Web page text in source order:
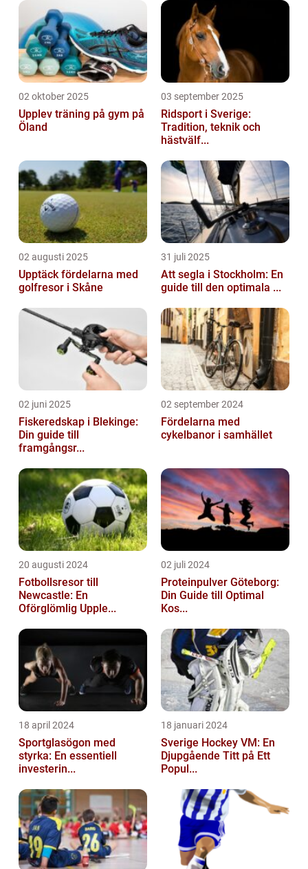
02 oktober 2025
Upplev träning på gym på
Öland
03 september 2025
Ridsport i Sverige:
Tradition, teknik och
hästvälf...
02 augusti 2025
Upptäck fördelarna med
golfresor i Skåne
31 juli 2025
Att segla i Stockholm: En
guide till den optimala ...
02 juni 2025
Fiskeredskap i Blekinge:
Din guide till
framgångsr...
02 september 2024
Fördelarna med
cykelbanor i samhället
20 augusti 2024
Fotbollsresor till
Newcastle: En
Oförglömlig Upple...
02 juli 2024
Proteinpulver Göteborg:
Din Guide till Optimal
Kos...
18 april 2024
Sportglasögon med
styrka: En essentiell
investerin...
18 januari 2024
Sverige Hockey VM: En
Djupgående Titt på Ett
Popul...